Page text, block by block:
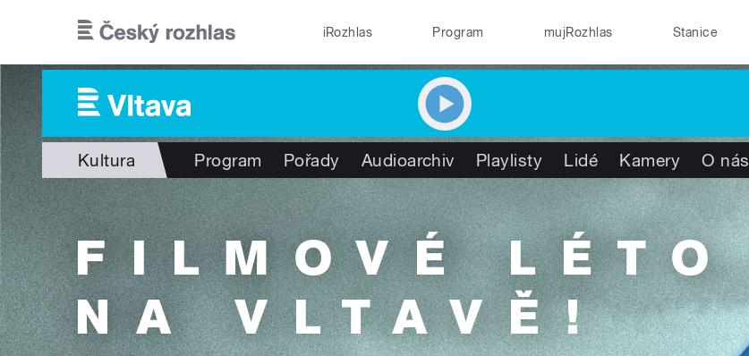
iRozhlas Program mujRozhlas Stanice
Kultura Program Pořady Audioarchiv Playlisty Lidé Kamery O nás